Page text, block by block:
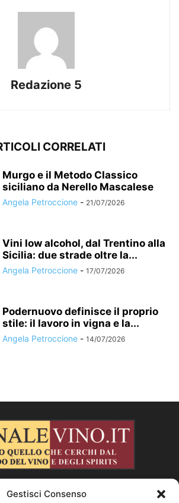
Redazione 5
CORRELATI
Murgo e il Metodo Classico
siciliano da Nerello Mascalese
Angela Petroccione - 21/07/2026
Vini low alcohol, dal Trentino alla
Sicilia: due strade oltre la...
Angela Petroccione - 17/07/2026
Podernuovo definisce il proprio
stile: il lavoro in vigna e la...
Angela Petroccione - 14/07/2026
Gestisci Consenso